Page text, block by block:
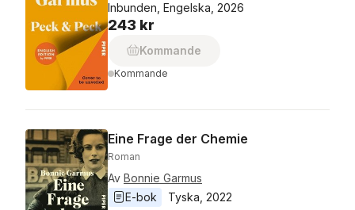
Inbunden, Engelska, 2026
243 kr
Kommande
Kommande
Eine Frage der Chemie
Roman
Av Bonnie Garmus
E-bok
Tyska 2022